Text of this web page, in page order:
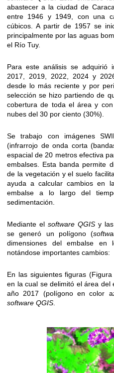
abastecer a la ciudad de
entre 1946 y 1949, con una
cúbicos. A partir de 1957 se
principalmente por las aguas
el Río Tuy.
Para este análisis se adquirió
2017, 2019, 2022, 2024 y
desde lo más reciente y por
selección se hizo partiendo de
cobertura de toda el área y
nubes del 30 por ciento (30%).
Se trabajo con imágenes
(infrarrojo de onda corta
espacial de 20 metros efectiva
embalses. Esta banda permite
de la vegetación y el suelo
ayuda a calcular cambios en
embalse a lo largo del
sedimentación.
Mediante el software QGIS y
se generó un polígono (
dimensiones del embalse
notándose importantes cambios:
En las siguientes figuras
en la cual se delimitó el área
año 2017 (polígono en color
software QGIS